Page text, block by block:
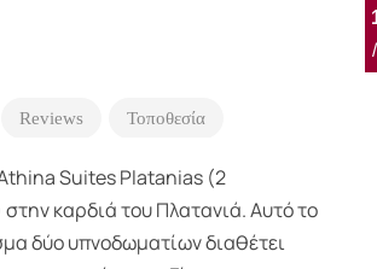
Reviews Τοποθεσία
Suites Platanias (2
καρδιά του Πλατανιά. Αυτό το
δύο υπνοδωματίων διαθέτει